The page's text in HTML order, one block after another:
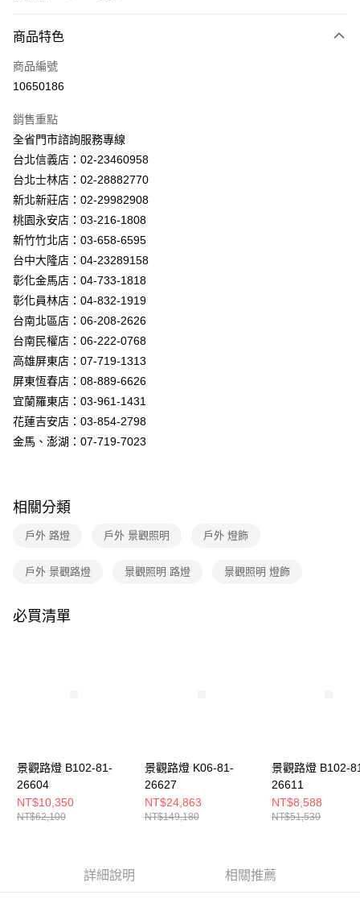
信用卡一次付款
LINE Pay
街口支付
悠遊付
Google Pay
全盈+PAY
AFTEE先享後付
相關說明
【關於「AFTEE先享後付」】
AFTEE先享後付是「在收到商品之後才付款」的支付方式。 讓您購物簡單
便利好安心！
１．簡單：不需註冊會員、不需綁卡、不需儲值。
３．安心：先確認商品／服務後，再付款。
【「AFTEE先享後付」結帳流程】
１．於結帳方式選擇「AFTEE先享後付」後，將跳轉至「AFTEE先享後付」
結帳頁面，進行簡訊認證並確認金額後，即可完成結帳。
２．訂單成立數日內，您將收到繳費通知簡訊。
後付繳納相關費用。
是否繳費成功／繳費後需取消欲退款等相關疑問，請聯繫「AFTEE先享後付
易，需依本服務之必要範圍內提供個人資料，並將交易相關給付款項請求債
權轉讓予恩沛科技股份有限公司。
恩沛科技股份有限公司將有權停止該用戶之使用額度並採取法律行動。
ATM付款
運送方式
新竹貨運宅配
商品特色
商品編號
10650186
銷售重點
全省門市諮詢服務專線
台北信義店：02-23460958
台北士林店：02-28882770
新北新莊店：02-29982908
桃園永安店：03-216-1808
新竹竹北店：03-658-6595
台中大隆店：04-23289158
彰化金馬店：04-733-1818
彰化員林店：04-832-1919
台南北區店：06-208-2626
台南民權店：06-222-0768
高雄屏東店：07-719-1313
屏東恆春店：08-889-6626
宜蘭羅東店：03-961-1431
花蓮吉安店：03-854-2798
金馬、澎湖：07-719-7023
相關分類
戶外 路燈 戶外 景觀照明 戶外 燈飾
戶外 景觀路燈 景觀照明 路燈 景觀照明 燈飾
必買清單
景觀路燈 B102-81-
26604
NT$10,350
NT$62,100
景觀路燈 K06-81-
26627
NT$24,863
NT$149,180
景觀路燈 B102-
26611
NT$8,588
NT$51,530
詳細說明 相關推薦